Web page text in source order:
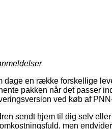
dage en række forskellige
pakken når det passer
ved køb af
sendt hjem til dig selv
men